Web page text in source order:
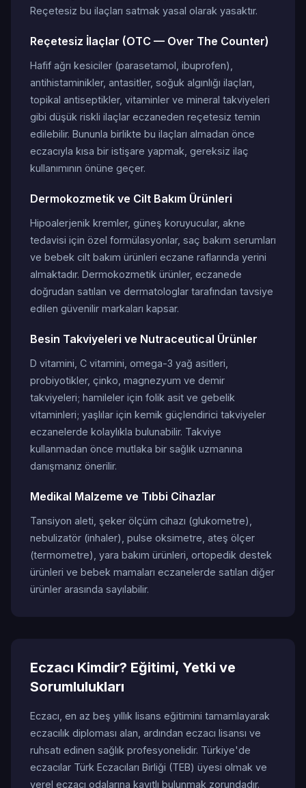
Reçetesiz bu ilaçları satmak yasal olarak yasaktır.
Reçetesiz İlaçlar (OTC — Over The Counter)
Hafif ağrı kesiciler (parasetamol, ibuprofen),
antihistaminikler, antasitler, soğuk algınlığı ilaçları,
topikal antiseptikler, vitaminler ve mineral takviyeleri
gibi düşük riskli ilaçlar eczaneden reçetesiz temin
edilebilir. Bununla birlikte bu ilaçları almadan önce
eczacıyla kısa bir istişare yapmak, gereksiz ilaç
kullanımının önüne geçer.
Dermokozmetik ve Cilt Bakım Ürünleri
Hipoalerjenik kremler, güneş koruyucular, akne
tedavisi için özel formülasyonlar, saç bakım serumları
ve bebek cilt bakım ürünleri eczane raflarında yerini
almaktadır. Dermokozmetik ürünler, eczanede
doğrudan satılan ve dermatologlar tarafından tavsiye
edilen güvenilir markaları kapsar.
Besin Takviyeleri ve Nutraceutical Ürünler
D vitamini, C vitamini, omega-3 yağ asitleri,
probiyotikler, çinko, magnezyum ve demir
takviyeleri; hamileler için folik asit ve gebelik
vitaminleri; yaşlılar için kemik güçlendirici takviyeler
eczanelerde kolaylıkla bulunabilir. Takviye
kullanmadan önce mutlaka bir sağlık uzmanına
danışmanız önerilir.
Medikal Malzeme ve Tıbbi Cihazlar
Tansiyon aleti, şeker ölçüm cihazı (glukometre),
nebulizatör (inhaler), pulse oksimetre, ateş ölçer
(termometre), yara bakım ürünleri, ortopedik destek
ürünleri ve bebek mamaları eczanelerde satılan diğer
ürünler arasında sayılabilir.
Eczacı Kimdir? Eğitimi, Yetki ve
Sorumlulukları
Eczacı, en az beş yıllık lisans eğitimini tamamlayarak
eczacılık diploması alan, ardından eczacı lisansı ve
ruhsatı edinen sağlık profesyonelidir. Türkiye'de
eczacılar Türk Eczacıları Birliği (TEB) üyesi olmak ve
yerel eczacı odalarına kayıtlı bulunmak zorundadır.